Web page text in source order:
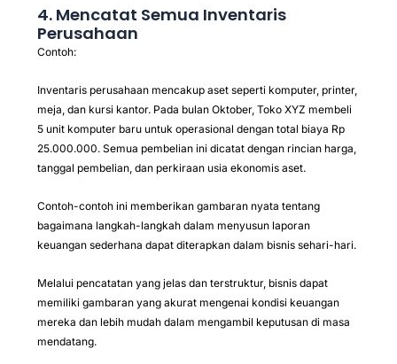
4. Mencatat Semua Inventaris
Perusahaan
Contoh:
Inventaris perusahaan mencakup aset seperti komputer, printer,
meja, dan kursi kantor. Pada bulan Oktober, Toko XYZ membeli
5 unit komputer baru untuk operasional dengan total biaya Rp
25.000.000. Semua pembelian ini dicatat dengan rincian harga,
tanggal pembelian, dan perkiraan usia ekonomis aset.
Contoh-contoh ini memberikan gambaran nyata tentang
bagaimana langkah-langkah dalam menyusun laporan
keuangan sederhana dapat diterapkan dalam bisnis sehari-hari.
Melalui pencatatan yang jelas dan terstruktur, bisnis dapat
memiliki gambaran yang akurat mengenai kondisi keuangan
mereka dan lebih mudah dalam mengambil keputusan di masa
mendatang.